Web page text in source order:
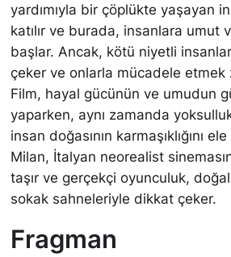
yardımıyla bir çöplükte yaşayan
katılır ve burada, insanlara umut
başlar. Ancak, kötü niyetli
çeker ve onlarla mücadele etmek
Film, hayal gücünün ve umudun
yaparken, aynı zamanda
insan doğasının karmaşıklığını
Milan, İtalyan neorealist
taşır ve gerçekçi oyunculuk,
sokak sahneleriyle dikkat çeker.
Fragman